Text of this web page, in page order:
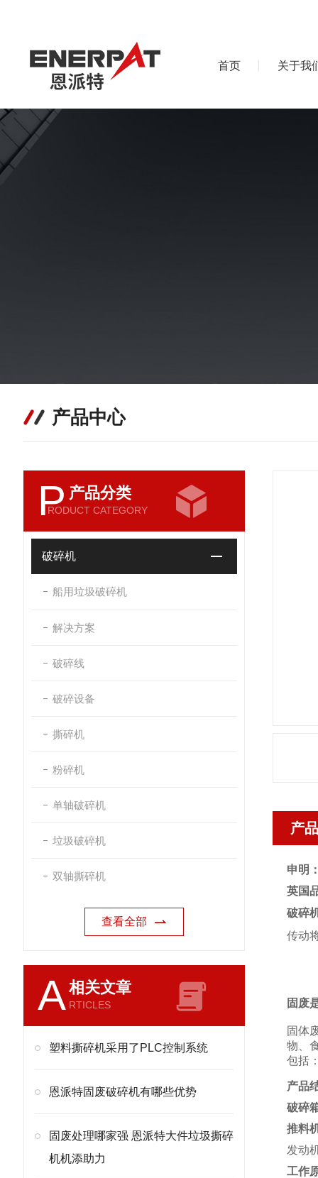
首页 关于我
产品中心
P 产品分类
RODUCT CATEGORY
破碎机
船用垃圾破碎机
解决方案
破碎线
破碎设备
撕碎机
粉碎机
单轴破碎机
垃圾破碎机
双轴撕碎机
查看全部
A相关文章
RTICLES
塑料撕碎机采用了PLC控制系统
恩派特固废破碎机有哪些优势
固废处理哪家强 恩派特大件垃圾撕碎
机机添助力
产
申明
英国
破碎
传动
固 废
固体
物、
包括
产品
破碎
推料
发动
工作